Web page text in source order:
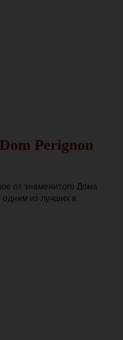
Perignon
от знаменитого Дома
одним из лучших в